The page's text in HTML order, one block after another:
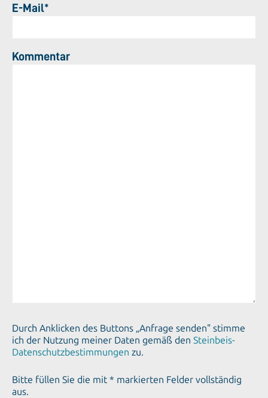
E-Mail*
Kommentar
Durch Anklicken des Buttons „Anfrage senden" stimme
ich der Nutzung meiner Daten gemäß den Steinbeis-
Datenschutzbestimmungen zu.
Bitte füllen Sie die mit * markierten Felder vollständig
aus.